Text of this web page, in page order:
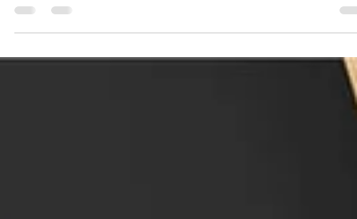
Estratégias em ESG: Como Desenhar Nossa Trilha, Inspirada na
ABNT 2030 O futuro das organizações está na sustentabilidade e